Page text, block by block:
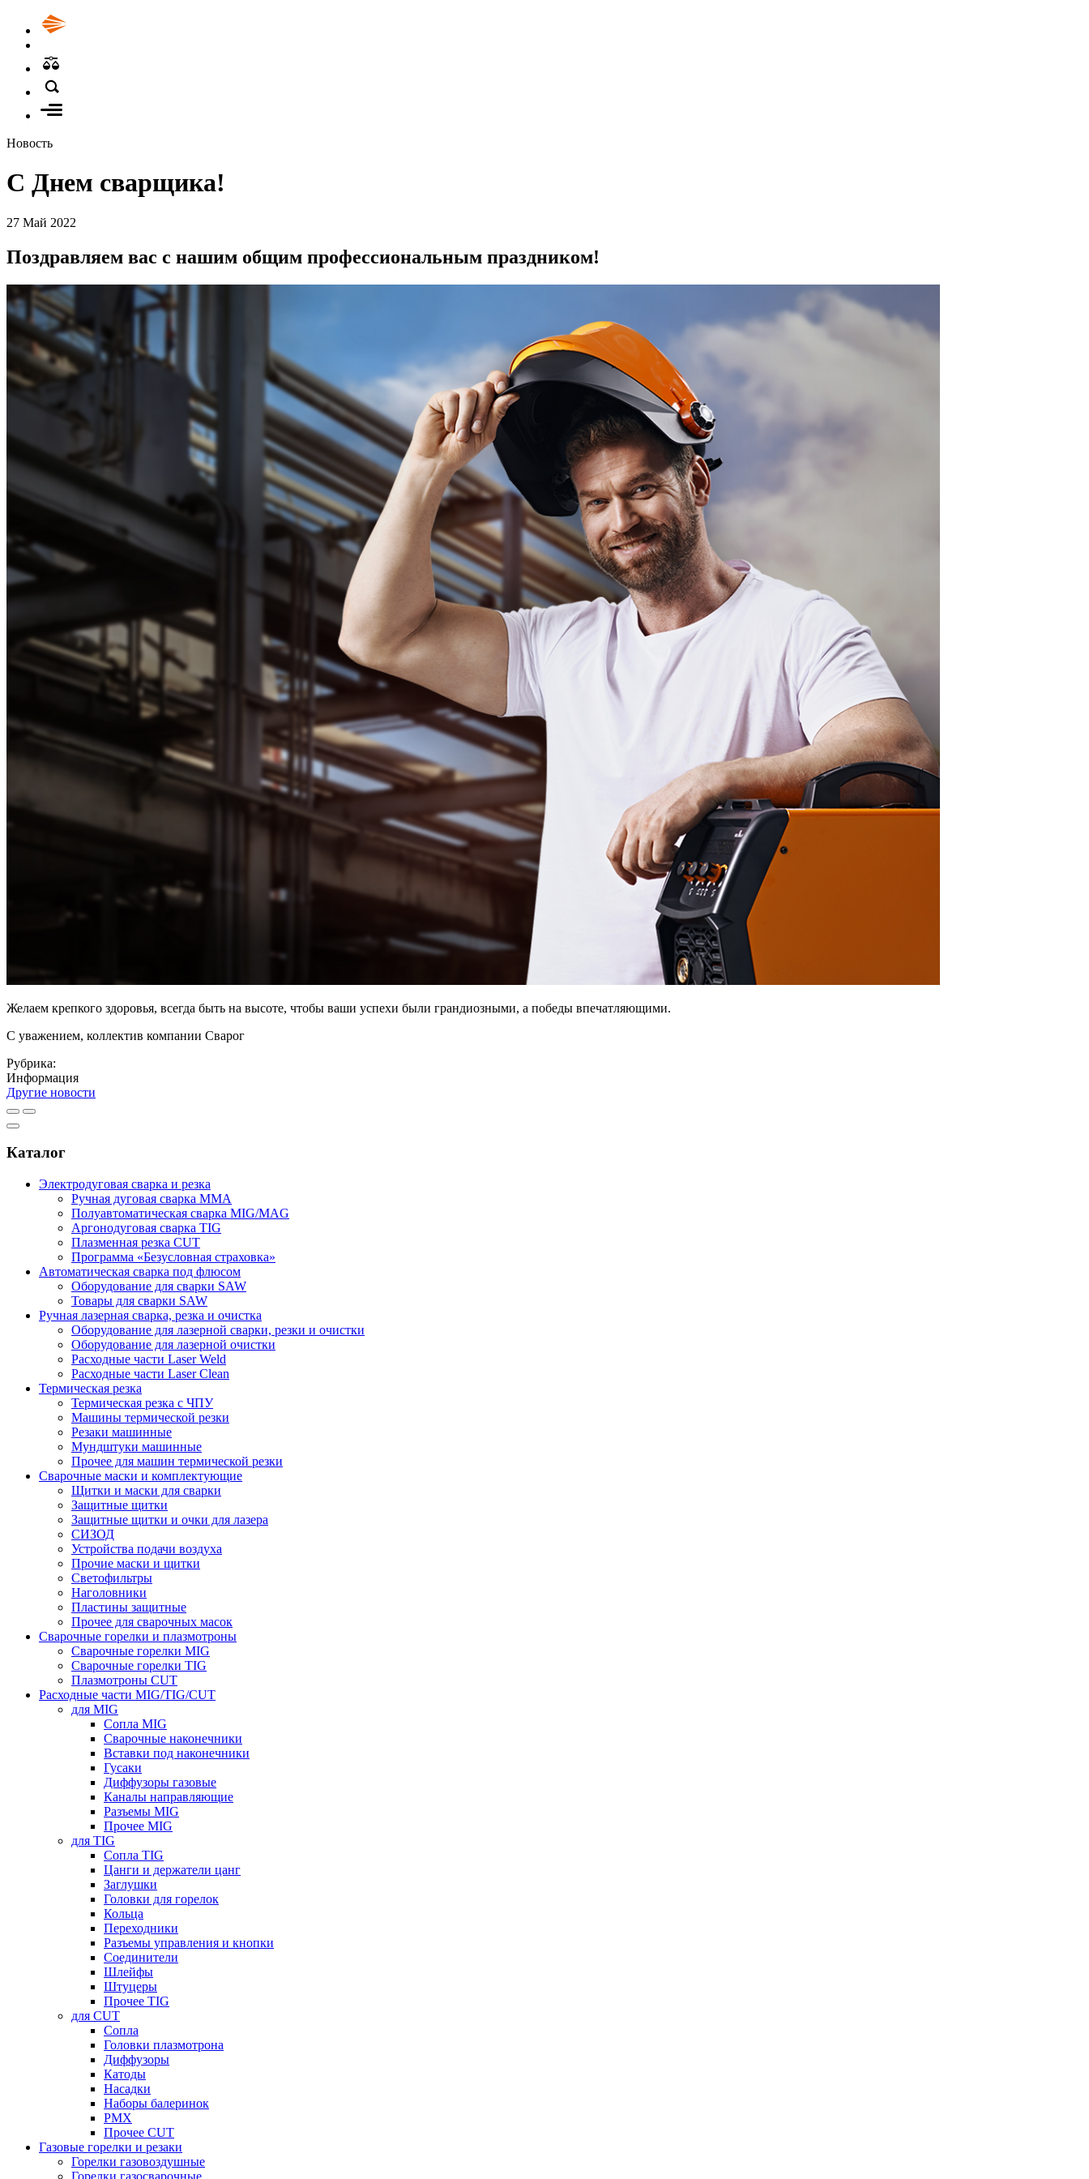
Новость
С Днем сварщика!
27 Май 2022
Поздравляем вас с нашим общим профессиональным праздником!
Желаем крепкого здоровья, всегда быть на высоте, чтобы ваши успехи были грандиозными, а победы впечатляющими.
С уважением, коллектив компании Сварог
Рубрика:
Информация
Другие новости
Каталог
Электродуговая сварка и резка
Ручная дуговая сварка MMA
Полуавтоматическая сварка MIG/MAG
Аргонодуговая сварка TIG
Плазменная резка CUT
Программа «Безусловная страховка»
Автоматическая сварка под флюсом
Оборудование для сварки SAW
Товары для сварки SAW
Ручная лазерная сварка, резка и очистка
Оборудование для лазерной сварки, резки и очистки
Оборудование для лазерной очистки
Расходные части Laser Weld
Расходные части Laser Clean
Термическая резка
Термическая резка с ЧПУ
Машины термической резки
Резаки машинные
Мундштуки машинные
Прочее для машин термической резки
Сварочные маски и комплектующие
Щитки и маски для сварки
Защитные щитки
Защитные щитки и очки для лазера
СИЗОД
Устройства подачи воздуха
Прочие маски и щитки
Светофильтры
Наголовники
Пластины защитные
Прочее для сварочных масок
Сварочные горелки и плазмотроны
Сварочные горелки MIG
Сварочные горелки TIG
Плазмотроны CUT
Расходные части MIG/TIG/CUT
для MIG
Сопла MIG
Сварочные наконечники
Вставки под наконечники
Гусаки
Диффузоры газовые
Каналы направляющие
Разъемы MIG
Прочее MIG
для TIG
Сопла TIG
Цанги и держатели цанг
Заглушки
Головки для горелок
Кольца
Переходники
Разъемы управления и кнопки
Соединители
Шлейфы
Штуцеры
Прочее TIG
для CUT
Сопла
Головки плазмотрона
Диффузоры
Катоды
Насадки
Наборы балеринок
PMX
Прочее CUT
Газовые горелки и резаки
Горелки газовоздушные